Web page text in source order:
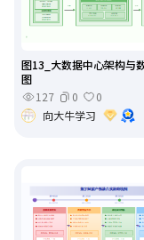
图13_大数据中心架构与
图
127
0
0
向大牛学习